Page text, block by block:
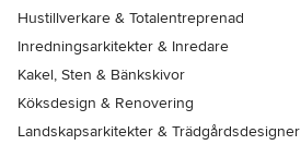
Hustillverkare & Totalentreprenad
Inredningsarkitekter & Inredare
Kakel, Sten & Bänkskivor
Köksdesign & Renovering
Landskapsarkitekter & Trädgårdsdesigner